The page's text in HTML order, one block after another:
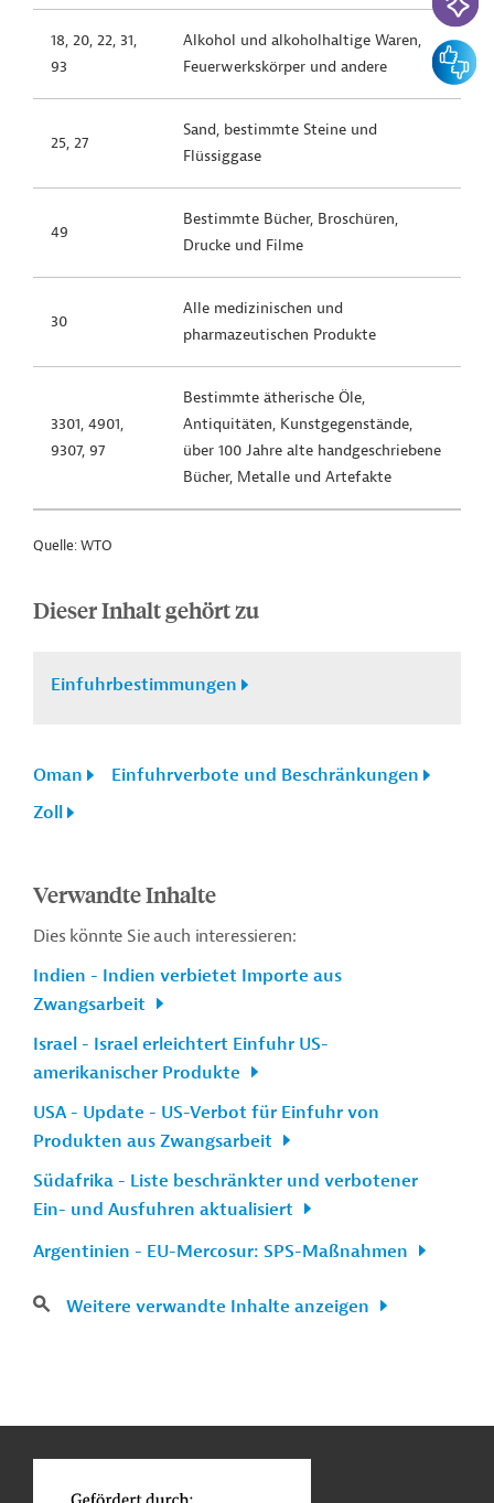
18, 20, 22, 31,
93
Alkohol und alkoholhaltige Waren,
Feuerwerkskörper und andere
25, 27
Sand, bestimmte Steine und
Flüssiggase
49
Bestimmte Bücher, Broschüren,
Drucke und Filme
30
Alle medizinischen und
pharmazeutischen Produkte
3301, 4901,
9307, 97
Bestimmte ätherische Öle,
Antiquitäten, Kunstgegenstände,
über 100 Jahre alte handgeschriebene
Bücher, Metalle und Artefakte
Quelle: WTO
Dieser Inhalt gehört zu
Einfuhrbestimmungen
Oman
Einfuhrverbote und Beschränkungen
Zoll
Verwandte Inhalte
Dies könnte Sie auch interessieren:
Indien - Indien verbietet Importe aus
Zwangsarbeit
Israel - Israel erleichtert Einfuhr US-
amerikanischer Produkte
USA - Update - US-Verbot für Einfuhr von
Produkten aus Zwangsarbeit
Südafrika - Liste beschränkter und verbotener
Ein- und Ausfuhren aktualisiert
Argentinien - EU-Mercosur: SPS-Maßnahmen
Weitere verwandte Inhalte anzeigen